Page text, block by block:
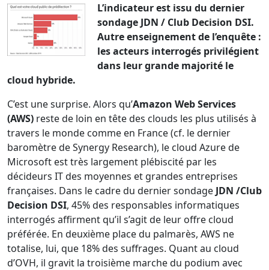
L’indicateur est issu du dernier
sondage JDN / Club Decision DSI.
Autre enseignement de l’enquête :
les acteurs interrogés privilégient
dans leur grande majorité le
cloud hybride.
C’est une surprise. Alors qu’Amazon Web Services
(AWS) reste de loin en tête des clouds les plus utilisés à
travers le monde comme en France (cf. le dernier
baromètre de Synergy Research), le cloud Azure de
Microsoft est très largement plébiscité par les
décideurs IT des moyennes et grandes entreprises
françaises. Dans le cadre du dernier sondage JDN /Club
Decision DSI, 45% des responsables informatiques
interrogés affirment qu’il s’agit de leur offre cloud
préférée. En deuxième place du palmarès, AWS ne
totalise, lui, que 18% des suffrages. Quant au cloud
d’OVH, il gravit la troisième marche du podium avec